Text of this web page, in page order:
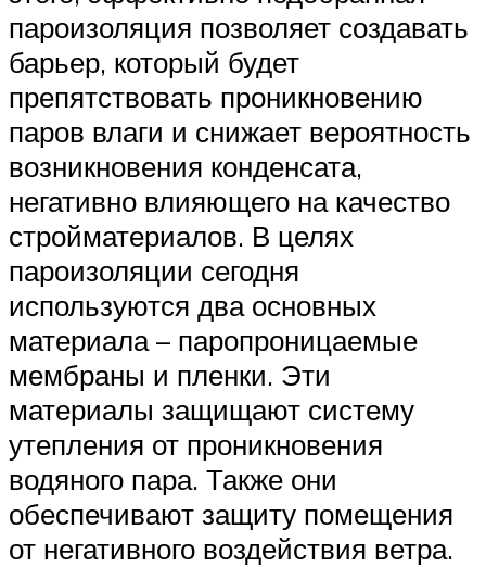
пароизоляция позволяет создавать
барьер, который будет
препятствовать проникновению
паров влаги и снижает вероятность
возникновения конденсата,
негативно влияющего на качество
стройматериалов. В целях
пароизоляции сегодня
используются два основных
материала – паропроницаемые
мембраны и пленки. Эти
материалы защищают систему
утепления от проникновения
водяного пара. Также они
обеспечивают защиту помещения
от негативного воздействия ветра.